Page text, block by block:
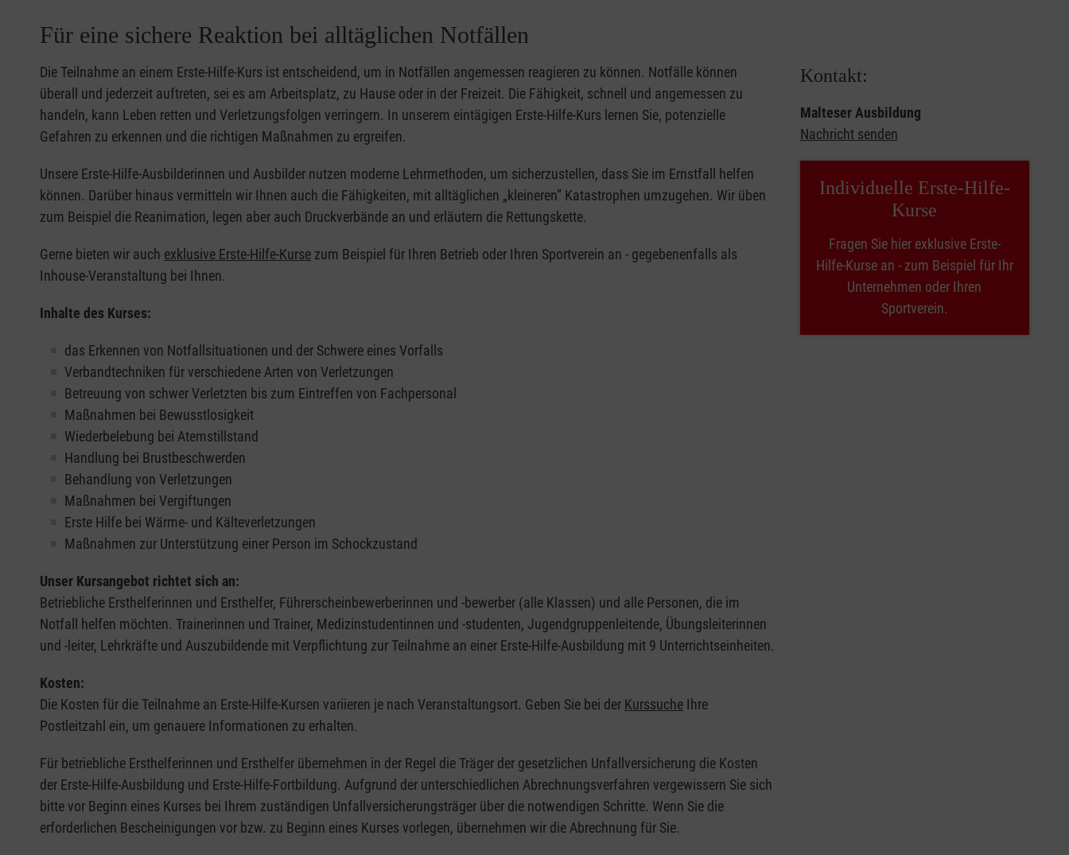
Für eine sichere Reaktion bei alltäglichen Notfällen
Die Teilnahme an einem Erste-Hilfe-Kurs ist entscheidend, um in Notfällen angemessen reagieren zu können. Notfälle können
überall und jederzeit auftreten, sei es am Arbeitsplatz, zu Hause oder in der Freizeit. Die Fähigkeit, schnell und angemessen zu
handeln, kann Leben retten und Verletzungsfolgen verringern. In unserem eintägigen Erste-Hilfe-Kurs lernen Sie, potenzielle
Gefahren zu erkennen und die richtigen Maßnahmen zu ergreifen.
Unsere Erste-Hilfe-Ausbilderinnen und Ausbilder nutzen moderne Lehrmethoden, um sicherzustellen, dass Sie im Ernstfall helfen
können. Darüber hinaus vermitteln wir Ihnen auch die Fähigkeiten, mit alltäglichen „kleineren” Katastrophen umzugehen. Wir üben
zum Beispiel die Reanimation, legen aber auch Druckverbände an und erläutern die Rettungskette.
Gerne bieten wir auch exklusive Erste-Hilfe-Kurse zum Beispiel für Ihren Betrieb oder Ihren Sportverein an - gegebenenfalls als
Inhouse-Veranstaltung bei Ihnen.
Inhalte des Kurses:
das Erkennen von Notfallsituationen und der Schwere eines Vorfalls
Verbandtechniken für verschiedene Arten von Verletzungen
Betreuung von schwer Verletzten bis zum Eintreffen von Fachpersonal
Maßnahmen bei Bewusstlosigkeit
Wiederbelebung bei Atemstillstand
Handlung bei Brustbeschwerden
Behandlung von Verletzungen
Maßnahmen bei Vergiftungen
Erste Hilfe bei Wärme- und Kälteverletzungen
Maßnahmen zur Unterstützung einer Person im Schockzustand
Unser Kursangebot richtet sich an:
Betriebliche Ersthelferinnen und Ersthelfer, Führerscheinbewerberinnen und -bewerber (alle Klassen) und alle Personen, die im
Notfall helfen möchten. Trainerinnen und Trainer, Medizinstudentinnen und -studenten, Jugendgruppenleitende, Übungsleiterinnen
und -leiter, Lehrkräfte und Auszubildende mit Verpflichtung zur Teilnahme an einer Erste-Hilfe-Ausbildung mit 9 Unterrichtseinheiten.
Kosten:
Die Kosten für die Teilnahme an Erste-Hilfe-Kursen variieren je nach Veranstaltungsort. Geben Sie bei der Kurssuche Ihre
Postleitzahl ein, um genauere Informationen zu erhalten.
Für betriebliche Ersthelferinnen und Ersthelfer übernehmen in der Regel die Träger der gesetzlichen Unfallversicherung die Kosten
der Erste-Hilfe-Ausbildung und Erste-Hilfe-Fortbildung. Aufgrund der unterschiedlichen Abrechnungsverfahren vergewissern Sie sich
bitte vor Beginn eines Kurses bei Ihrem zuständigen Unfallversicherungsträger über die notwendigen Schritte. Wenn Sie die
erforderlichen Bescheinigungen vor bzw. zu Beginn eines Kurses vorlegen, übernehmen wir die Abrechnung für Sie.
Kontakt:
Malteser Ausbildung
Nachricht senden
Individuelle Erste-Hilfe-
Kurse
Fragen Sie hier exklusive Erste-
Hilfe-Kurse an - zum Beispiel für Ihr
Unternehmen oder Ihren
Sportverein.